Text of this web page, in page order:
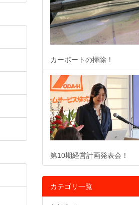
カーポートの掃除！
第10期経営計画発表会！
カテゴリ一覧